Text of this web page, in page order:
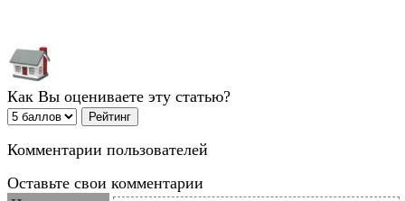
Как Вы оцениваете эту статью?
Комментарии пользователей
Оставьте свои комментарии